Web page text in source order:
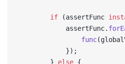
        if
(assertFunc
            assertFunc.
                func
            });
        }
else {